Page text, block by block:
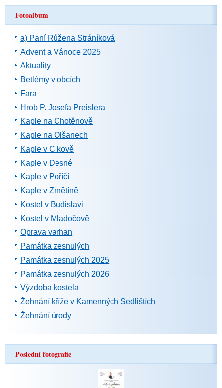
Fotoalbum
a) Paní Růžena Stráníková
Advent a Vánoce 2025
Aktuality
Betlémy v obcích
Fara
Hrob P. Josefa Preislera
Kaple na Chotěnově
Kaple na Olšanech
Kaple v Cikově
Kaple v Desné
Kaple v Poříčí
Kaple v Zrnětíně
Kostel v Budislavi
Kostel v Mladočově
Oprava varhan
Památka zesnulých
Památka zesnulých 2025
Památka zesnulých 2026
Výzdoba kostela
Žehnání kříže v Kamenných Sedlištích
Žehnání úrody
Poslední fotografie